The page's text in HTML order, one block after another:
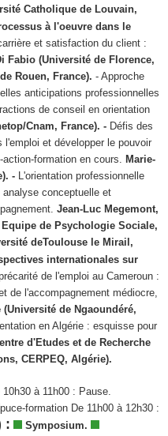
Catholique de Louvain,
à l'oeuvre dans le
et satisfaction du client :
Fabio (Université de Florence,
Rouen, France). - Approche
anticipations professionnelles
de conseil en orientation
Cnam, France). -Défis des
et développer le pouvoir
formation en cours. Marie-
- L'orientation professionnelle
conceptuelle et
Jean-Luc Megemont,
de Psychologie Sociale,
deToulouse le Mirail,
internationales sur
de l'emploi au Cameroun :
de l'accompagnement médiocre,
de Ngaoundéré,
en Algérie : esquisse pour
d'Etudes et de Recherche
CERPEQ, Algérie).
à 11h00 : Pause.
De 11h00 à 12h30 :
:
Symposium.